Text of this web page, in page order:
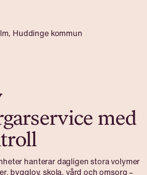
Huddinge kommun
med
hanterar dagligen stora volymer
bygglov, skola, vård och omsorg –